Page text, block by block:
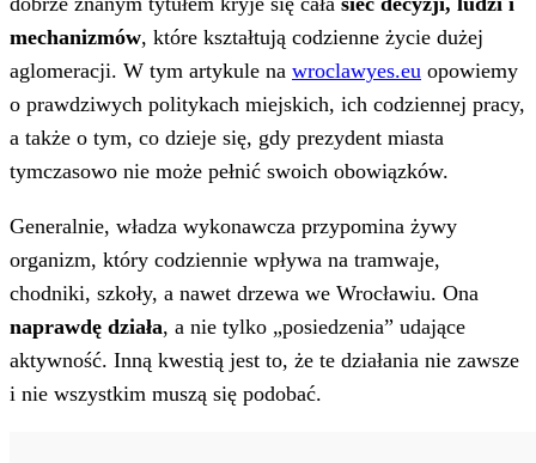
mechanizmów, które kształtują codzienne życie dużej
aglomeracji. W tym artykule na wroclawyes.eu opowiemy
o prawdziwych politykach miejskich, ich codziennej pracy,
a także o tym, co dzieje się, gdy prezydent miasta
tymczasowo nie może pełnić swoich obowiązków.
Generalnie, władza wykonawcza przypomina żywy
organizm, który codziennie wpływa na tramwaje,
chodniki, szkoły, a nawet drzewa we Wrocławiu. Ona
naprawdę działa, a nie tylko „posiedzenia” udające
aktywność. Inną kwestią jest to, że te działania nie zawsze
i nie wszystkim muszą się podobać.